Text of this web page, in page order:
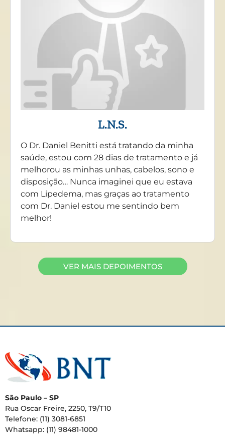
L.N.S.
O Dr. Daniel Benitti está tratando da minha
saúde, estou com 28 dias de tratamento e já
melhorou as minhas unhas, cabelos, sono e
disposição… Nunca imaginei que eu estava
com Lipedema, mas graças ao tratamento
com Dr. Daniel estou me sentindo bem
melhor!
VER MAIS DEPOIMENTOS
São Paulo – SP
Rua Oscar Freire, 2250, T9/T10
Telefone: (11) 3081-6851
Whatsapp: (11) 98481-1000